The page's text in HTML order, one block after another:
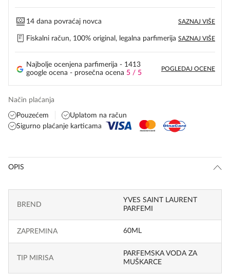
14 dana povraćaj novca SAZNAJ VIŠE
Fiskalni račun, 100% original, legalna parfimerija SAZNAJ VIŠE
Najbolje ocenjena parfimerija - 1413
google ocena - prosečna ocena 5 / 5
POGLEDAJ OCENE
Način plaćanja
Pouzećem
Uplatom na račun
Sigurno plaćanje karticama
OPIS
BREND
YVES SAINT LAURENT
PARFEMI
ZAPREMINA 60ML
TIP MIRISA
PARFEMSKA VODA ZA
MUŠKARCE